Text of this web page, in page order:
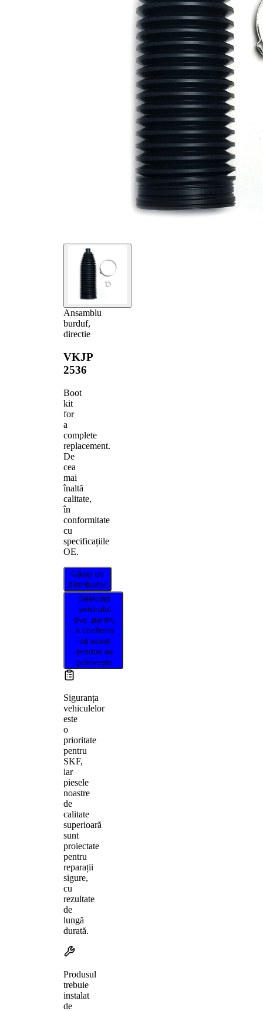
Ansamblu
burduf,
directie
VKJP
2536
Boot
kit
for
a
complete
replacement.
De
cea
mai
înaltă
calitate,
în
conformitate
cu
specificațiile
OE.
Găsiți un
distribuitor
Selectați
vehiculul
dvs. pentru
a confirma
că acest
produs se
potrivește
Siguranța
vehiculelor
este
o
prioritate
pentru
SKF,
iar
piesele
noastre
de
calitate
superioară
sunt
proiectate
pentru
reparații
sigure,
cu
rezultate
de
lungă
durată.
Produsul
trebuie
instalat
de